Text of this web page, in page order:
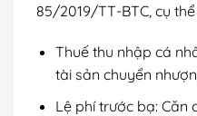
85/2019/TT-BTC, cụ
Thuế thu nhập cá
tài sản chuyển
Lệ phí trước bạ: Căn